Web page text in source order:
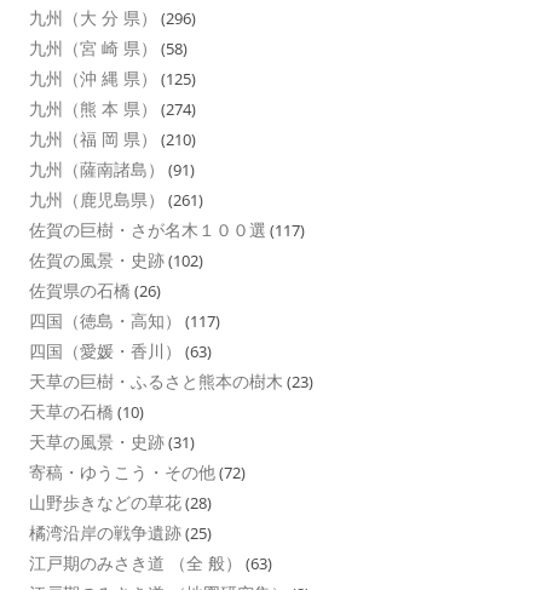
九州（大 分 県） (296)
九州（宮 崎 県） (58)
九州（沖 縄 県） (125)
九州（熊 本 県） (274)
九州（福 岡 県） (210)
九州（薩南諸島） (91)
九州（鹿児島県） (261)
佐賀の巨樹・さが名木１００選 (117)
佐賀の風景・史跡(102)
佐賀県の石橋 (26)
四国（徳島・高知） (117)
四国（愛媛・香川） (63)
天草の巨樹・ふるさと熊本の樹木 (23)
天草の石橋 (10)
天草の風景・史跡(31)
寄稿・ゆうこう・その他(72)
山野歩きなどの草花(28)
橘湾沿岸の戦争遺跡(25)
江戸期のみさき道 （全 般） (63)